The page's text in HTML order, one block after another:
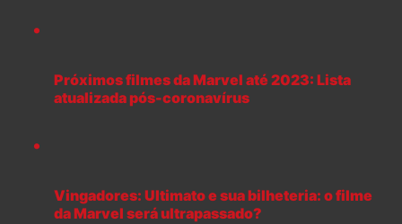
Próximos filmes da Marvel até 2023: Lista
atualizada pós-coronavírus
Vingadores: Ultimato e sua bilheteria: o filme
da Marvel será ultrapassado?